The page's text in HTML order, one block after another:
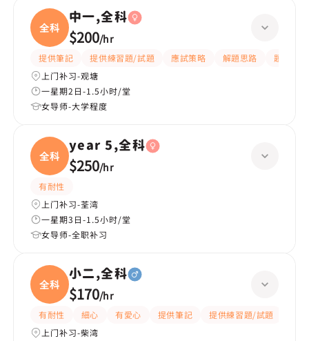
全科
中一,全科
$200/hr
提供筆記 提供練習題/試題 應試策略 解題思路
題目講解
上门补习-观塘
一星期2日-1.5小时/堂
女导师-大学程度
全科
year 5,全科
$250/hr
有耐性
上门补习-荃湾
一星期3日-1.5小时/堂
女导师-全职补习
全科
小二,全科
$170/hr
有耐性 細心 有愛心 提供筆記 提供練習題/試題
上门补习-柴湾